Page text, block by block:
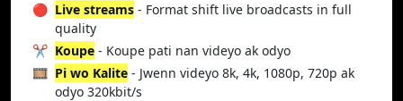
🔴 Live streams - Format shift live broadcasts in full
quality
✂️ Koupe - Koupe pati nan videyo ak odyo
🎞️ Pi wo Kalite - Jwenn videyo 8k, 4k, 1080p, 720p ak
odyo 320kbit/s